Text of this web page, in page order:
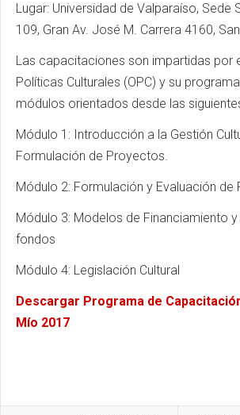
Lugar: Universidad de Valparaíso, Sede
109, Gran Av. José M. Carrera 4160,
Las capacitaciones son impartidas por
Políticas Culturales (OPC) y su
módulos orientados desde las
Módulo 1: Introducción a la Gestión
Formulación de Proyectos.
Módulo 2: Formulación y Evaluación de
Módulo 3: Modelos de Financiamiento
fondos
Módulo 4: Legislación Cultural
Descargar Programa de
Mío 2017